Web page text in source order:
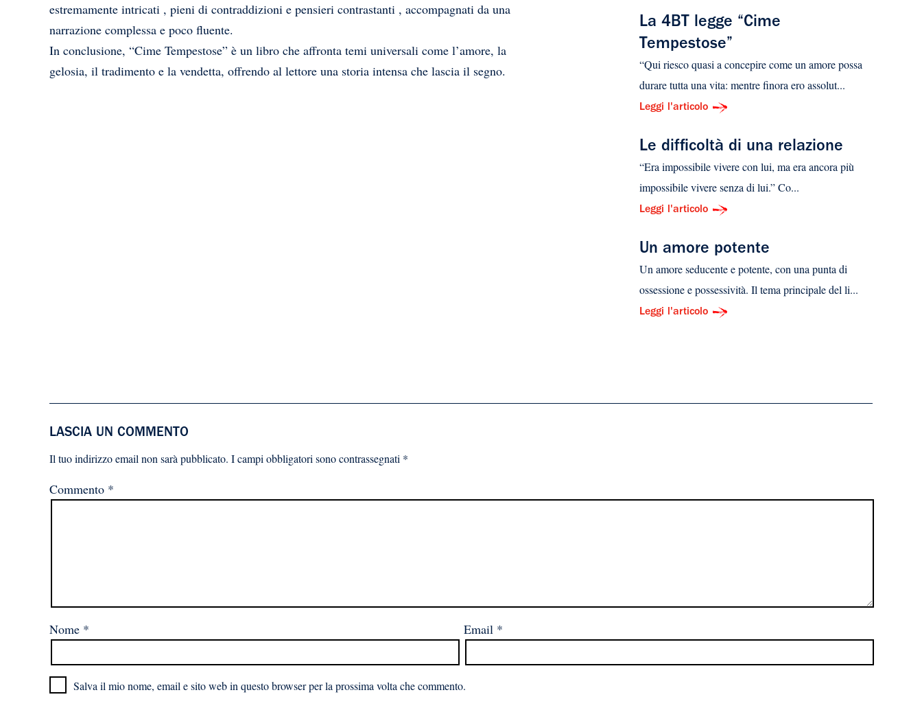
estremamente intricati , pieni di contraddizioni e pensieri contrastanti , accompagnati da una
narrazione complessa e poco fluente.
In conclusione, “Cime Tempestose” è un libro che affronta temi universali come l’amore, la
gelosia, il tradimento e la vendetta, offrendo al lettore una storia intensa che lascia il segno.
La 4BT legge “Cime
Tempestose”
“Qui riesco quasi a concepire come un amore possa
durare tutta una vita: mentre finora ero assolut...
Leggi l'articolo
Le difficoltà di una relazione
“Era impossibile vivere con lui, ma era ancora più
impossibile vivere senza di lui.” Co...
Leggi l'articolo
Un amore potente
Un amore seducente e potente, con una punta di
ossessione e possessività. Il tema principale del li...
Leggi l'articolo
LASCIA UN COMMENTO
Il tuo indirizzo email non sarà pubblicato. I campi obbligatori sono contrassegnati *
Commento *
Nome * Email *
Salva il mio nome, email e sito web in questo browser per la prossima volta che commento.